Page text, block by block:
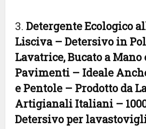
3.Detergente Ecologico
Lisciva – Detersivo in
Lavatrice, Bucato a Mano
Pavimenti – Ideale
e Pentole – Prodotto da
Artigianali Italiani –
Detersivo per